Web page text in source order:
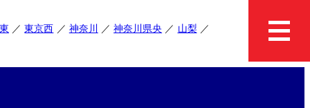
東京西 神奈川 神奈川県央 山梨